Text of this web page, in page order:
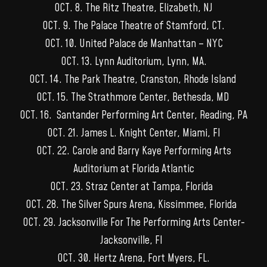
OCT. 8. The Ritz Theatre, Elizabeth, NJ
OCT. 9. The Palace Theatre of Stamford, CT.
OCT. 10. United Palace de Manhattan – NYC
OCT. 13. Lynn Auditorium, Lynn, MA.
OCT. 14. The Park Theatre, Cranston, Rhode Island
OCT. 15. The Strathmore Center, Bethesda, MD
OCT. 16. Santander Performing Art Center, Reading, PA
OCT. 21. James L. Knight Center, Miami, Fl
OCT. 22. Carole and Barry Kaye Performing Arts
Auditorium at Florida Atlantic
OCT. 23. Straz Center at Tampa, Florida
OCT. 28. The Silver Spurs Arena, Kissimmee, Florida
OCT. 29. Jacksonville For The Performing Arts Center-
Jacksonville, Fl
OCT. 30. Hertz Arena, Fort Myers, FL.